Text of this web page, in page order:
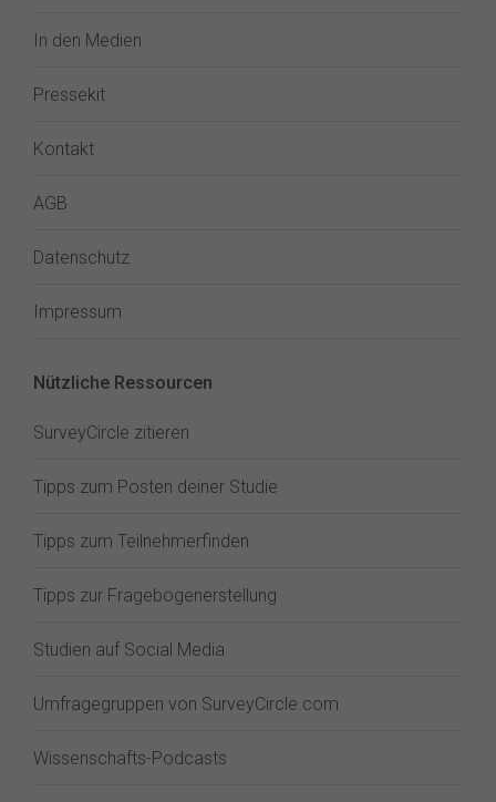
In den Medien
Pressekit
Kontakt
AGB
Datenschutz
Impressum
Nützliche Ressourcen
SurveyCircle zitieren
Tipps zum Posten deiner Studie
Tipps zum Teilnehmerfinden
Tipps zur Fragebogenerstellung
Studien auf Social Media
Umfragegruppen von SurveyCircle.com
Wissenschafts-Podcasts